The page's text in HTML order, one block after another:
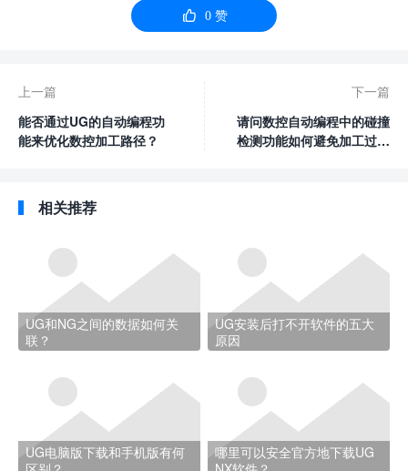
 0赞
上一篇
能否通过UG的自动编程功
能来优化数控加工路径？
下一篇
请问数控自动编程中的碰撞
检测功能如何避免加工过程
相关推荐
UG和NG之间的数据如何关
联？
UG安装后打不开软件的五大
原因
UG电脑版下载和手机版有何
哪里可以安全官方地下载UG